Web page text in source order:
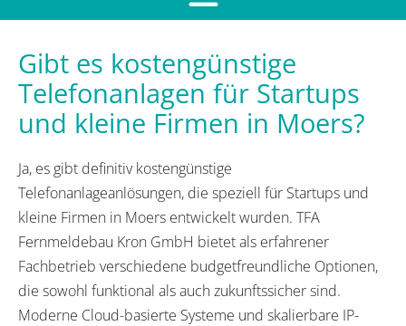
Gibt es kostengünstige
Telefonanlagen für Startups
und kleine Firmen in Moers?
Ja, es gibt definitiv kostengünstige
Telefonanlageanlösungen, die speziell für Startups und
kleine Firmen in Moers entwickelt wurden. TFA
Fernmeldebau Kron GmbH bietet als erfahrener
Fachbetrieb verschiedene budgetfreundliche Optionen,
die sowohl funktional als auch zukunftssicher sind.
Moderne Cloud-basierte Systeme und skalierbare IP-